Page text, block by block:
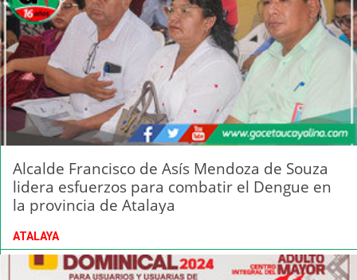
Alcalde Francisco de Asís Mendoza de Souza
lidera esfuerzos para combatir el Dengue en
la provincia de Atalaya
ATALAYA